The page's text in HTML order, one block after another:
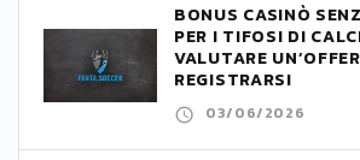
BONUS CASINÒ
PER I TIFOSI DI
VALUTARE
REGISTRARSI
03/06/2026